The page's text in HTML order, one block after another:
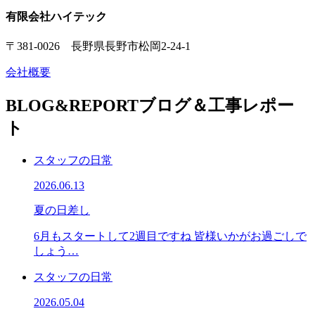
有限会社ハイテック
〒381-0026 長野県長野市松岡2-24-1
会社概要
BLOG&REPORTブログ＆工事レポー
ト
スタッフの日常
2026.06.13
夏の日差し
6月もスタートして2週目ですね 皆様いかがお過ごしで
しょう…
スタッフの日常
2026.05.04